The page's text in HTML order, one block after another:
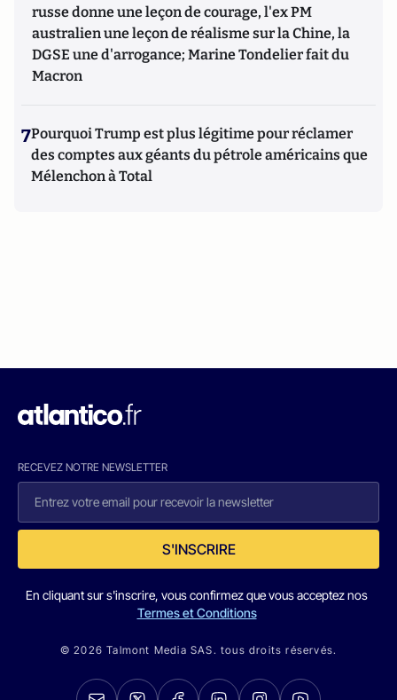
russe donne une leçon de courage, l'ex PM
australien une leçon de réalisme sur la Chine, la
DGSE une d'arrogance; Marine Tondelier fait du
Macron
7Pourquoi Trump est plus légitime pour réclamer
des comptes aux géants du pétrole américains que
Mélenchon à Total
RECEVEZ NOTRE NEWSLETTER
S'INSCRIRE
En cliquant sur s'inscrire, vous confirmez que vous acceptez nos
Termes et Conditions
© 2026 Talmont Media SAS. tous droits réservés.